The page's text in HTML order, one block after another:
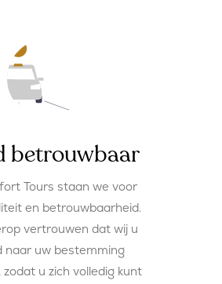
betrouwbaar
Tours staan we voor
en betrouwbaarheid.
vertrouwen dat wij u
naar uw bestemming
zodat u zich volledig kunt